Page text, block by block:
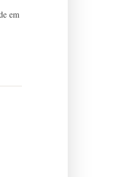
em